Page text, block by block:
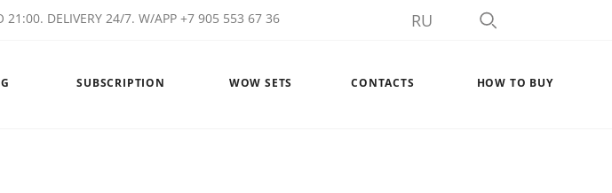
21:00. DELIVERY 24/7. W/APP +7 905 553 67 36 RU
SUBSCRIPTION WOW SETS CONTACTS HOW TO BUY